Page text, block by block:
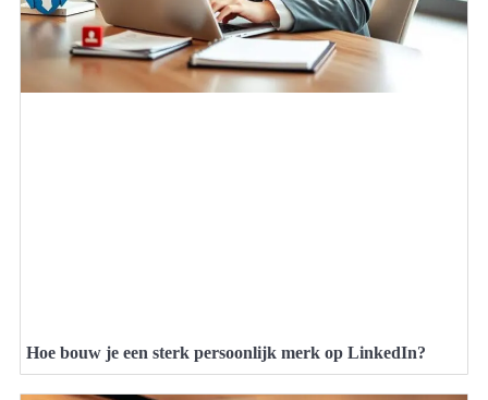
Hoe bouw je een sterk persoonlijk merk op LinkedIn?